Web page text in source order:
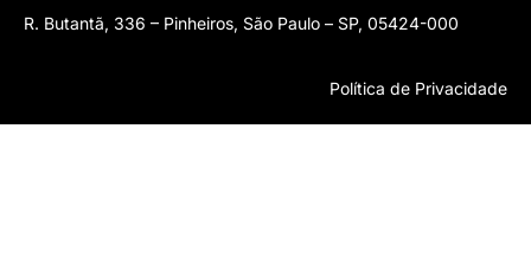
R. Butantã, 336 – Pinheiros, São Paulo – SP, 05424-000
Política de Privacidade